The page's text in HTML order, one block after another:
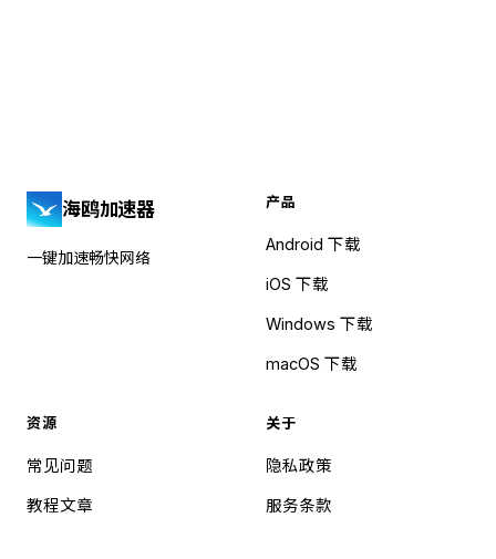
海鸥加速器
一键加速畅快网络
产品
Android 下载
iOS 下载
Windows 下载
macOS 下载
资源
常见问题
教程文章
关于
隐私政策
服务条款